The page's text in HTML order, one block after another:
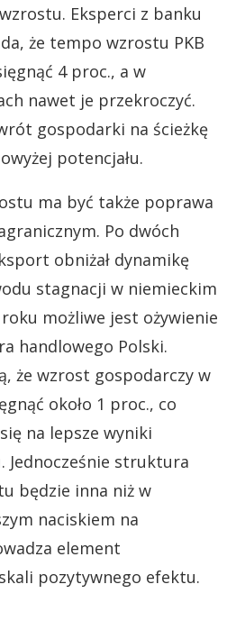
Eksperci z banku
że tempo wzrostu PKB
4 proc., a w
nawet je przekroczyć.
gospodarki na ścieżkę
potencjału.
ma być także poprawa
Po dwóch
obniżał dynamikę
stagnacji w niemieckim
możliwe jest ożywienie
handlowego Polski.
że wzrost gospodarczy w
około 1 proc., co
na lepsze wyniki
Jednocześnie struktura
będzie inna niż w
naciskiem na
element
pozytywnego efektu.